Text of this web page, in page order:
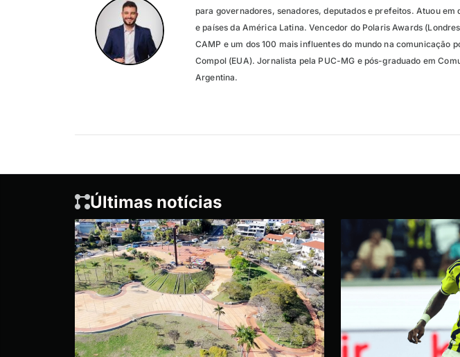
para governadores, senadores, deputados e prefeitos. Atuou em
e países da América Latina. Vencedor do Polaris Awards
CAMP e um dos 100 mais influentes do mundo na comunicação
Compol (EUA). Jornalista pela PUC-MG e pós-graduado em
Argentina.
Últimas notícias